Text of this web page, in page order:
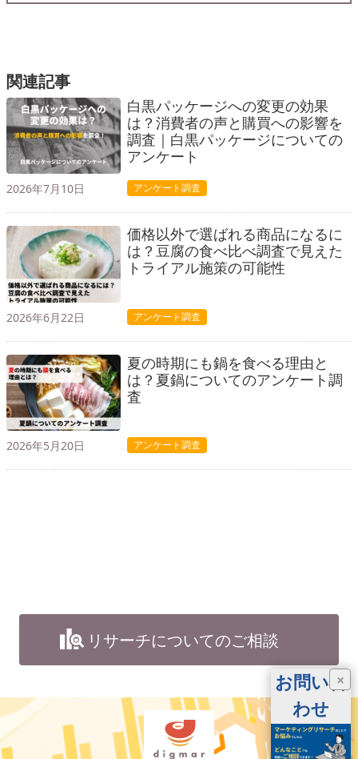
関連記事
白黒パッケージへの変更の効果
は？消費者の声と購買への影響を
調査｜白黒パッケージについての
アンケート
2026年7月10日 アンケート調査
価格以外で選ばれる商品になるに
は？豆腐の食べ比べ調査で見えた
トライアル施策の可能性
2026年6月22日 アンケート調査
夏の時期にも鍋を食べる理由と
は？夏鍋についてのアンケート調
査
2026年5月20日 アンケート調査
リサーチについてのご相談
×
お問い合
わせ